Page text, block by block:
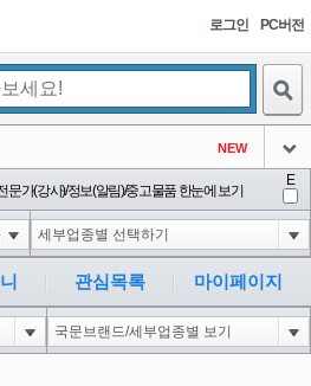
로그인 PC버전
NEW
아이콘
아이콘
아이콘
2
아이콘
2
문가(강사)/정보(알림)/중고물품 한눈에 보기
E
관심목록 마이페이지